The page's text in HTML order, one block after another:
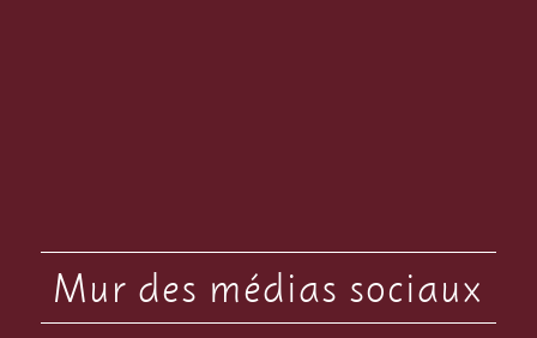
Mur des médias sociaux